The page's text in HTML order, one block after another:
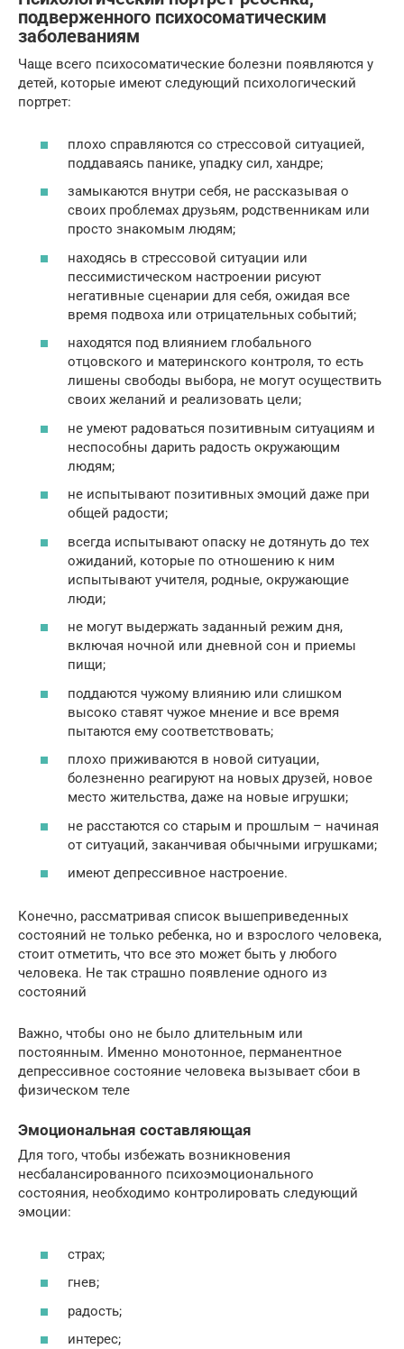
подверженного психосоматическим
заболеваниям
Чаще всего психосоматические болезни появляются у
детей, которые имеют следующий психологический
портрет:
плохо справляются со стрессовой ситуацией,
поддаваясь панике, упадку сил, хандре;
замыкаются внутри себя, не рассказывая о
своих проблемах друзьям, родственникам или
просто знакомым людям;
находясь в стрессовой ситуации или
пессимистическом настроении рисуют
негативные сценарии для себя, ожидая все
время подвоха или отрицательных событий;
находятся под влиянием глобального
отцовского и материнского контроля, то есть
лишены свободы выбора, не могут осуществить
своих желаний и реализовать цели;
не умеют радоваться позитивным ситуациям и
неспособны дарить радость окружающим
людям;
не испытывают позитивных эмоций даже при
общей радости;
всегда испытывают опаску не дотянуть до тех
ожиданий, которые по отношению к ним
испытывают учителя, родные, окружающие
люди;
не могут выдержать заданный режим дня,
включая ночной или дневной сон и приемы
пищи;
поддаются чужому влиянию или слишком
высоко ставят чужое мнение и все время
пытаются ему соответствовать;
плохо приживаются в новой ситуации,
болезненно реагируют на новых друзей, новое
место жительства, даже на новые игрушки;
не расстаются со старым и прошлым – начиная
от ситуаций, заканчивая обычными игрушками;
имеют депрессивное настроение.
Конечно, рассматривая список вышеприведенных
состояний не только ребенка, но и взрослого человека,
стоит отметить, что все это может быть у любого
человека. Не так страшно появление одного из
состояний
Важно, чтобы оно не было длительным или
постоянным. Именно монотонное, перманентное
депрессивное состояние человека вызывает сбои в
физическом теле
Эмоциональная составляющая
Для того, чтобы избежать возникновения
несбалансированного психоэмоционального
состояния, необходимо контролировать следующий
эмоции:
страх;
гнев;
радость;
интерес;